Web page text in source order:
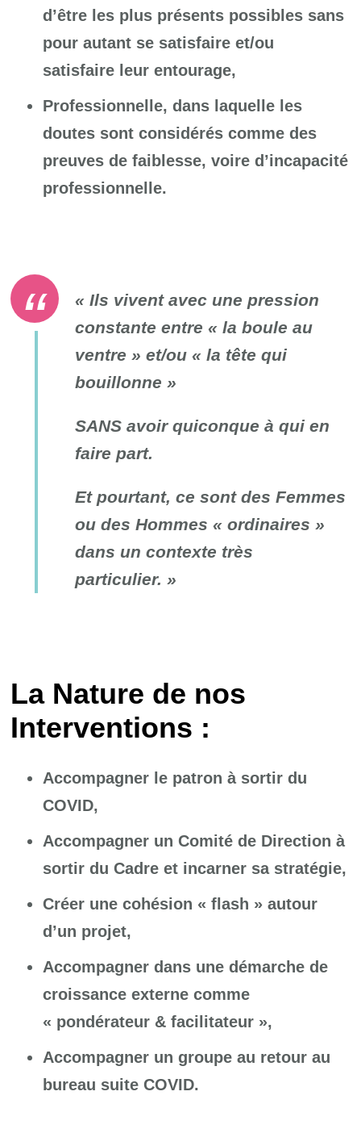
d’être les plus présents possibles sans
pour autant se satisfaire et/ou
satisfaire leur entourage,
Professionnelle, dans laquelle les
doutes sont considérés comme des
preuves de faiblesse, voire d’incapacité
professionnelle.
« Ils vivent avec une pression
constante entre « la boule au
ventre » et/ou « la tête qui
bouillonne »
SANS avoir quiconque à qui en
faire part.
Et pourtant, ce sont des Femmes
ou des Hommes « ordinaires »
dans un contexte très
particulier. »
La Nature de nos
Interventions :
Accompagner le patron à sortir du
COVID,
Accompagner un Comité de Direction à
sortir du Cadre et incarner sa stratégie,
Créer une cohésion « flash » autour
d’un projet,
Accompagner dans une démarche de
croissance externe comme
« pondérateur & facilitateur »,
Accompagner un groupe au retour au
bureau suite COVID.